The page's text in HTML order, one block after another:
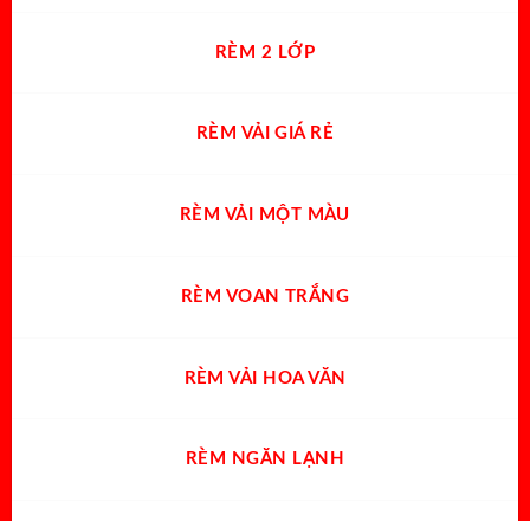
RÈM 2 LỚP
RÈM VẢI GIÁ RẺ
RÈM VẢI MỘT MÀU
RÈM VOAN TRẮNG
RÈM VẢI HOA VĂN
RÈM NGĂN LẠNH